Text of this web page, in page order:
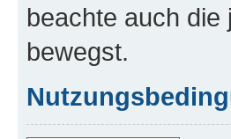
beachte auch die
bewegst.